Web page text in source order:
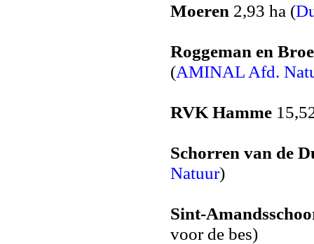
Moeren 2,93 ha (
Roggeman en
(AMINAL Afd.
RVK Hamme
Schorren van de
Natuur)
Sint-
voor de bes)